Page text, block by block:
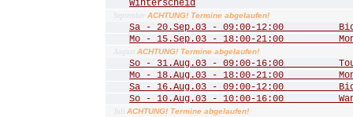
Winterscheid
September ACHTUNG! Termine abgelaufen!
Sa - 20.Sep.03 - 09:00-12:00
Mo - 15.Sep.03 - 18:00-21:00
August ACHTUNG! Termine abgelaufen!
So - 31.Aug.03 - 09:00-16:00 Tour
Mo - 18.Aug.03 - 18:00-21:00
Sa - 16.Aug.03 - 09:00-12:00
So - 10.Aug.03 - 10:00-16:00
Juli ACHTUNG! Termine abgelaufen!